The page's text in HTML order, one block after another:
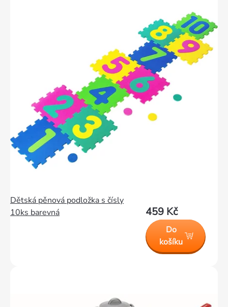
Dětská pěnová podložka s čísly
10ks barevná
459 Kč
Do
košíku